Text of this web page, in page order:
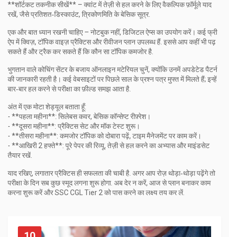
**शॉर्टकट तकनीक सीखें** – क्वांट में तेज़ी से हल करने के लिए वैकल्पिक फ़ॉर्मूले याद
रखें, जैसे प्रतिशत‑डिस्काउंट, त्रिकोणमिति के बेसिक सूत्र.
एक और बात ध्यान रखनी चाहिए – नोटबुक नहीं, डिजिटल ऐप्स का उपयोग करें। कई फ्री
ऐप में क्विज़, टॉपिक वाइज़ प्रैक्टिस और रीवीजन प्लान उपलब्ध हैं. इससे आप कहीं भी पढ़
सकते हैं और ट्रैक कर सकते हैं कि कौन सा टॉपिक कमजोर है.
भुगतान वाले कोचिंग सेंटर के बजाय ऑनलाइन मटेरियल चुनें, क्योंकि उनमें अपडेटेड पैटर्न
की जानकारी रहती है। कई वेबसाइटों पर पिछले साल के प्रश्न पत्र मुफ्त में मिलते हैं; इन्हें
बार‑बार हल करने से परीक्षा का फ़ील्ड समझ आता है.
अंत में एक मोटा शेड्यूल बताता हूँ:
- **पहला महीना**: सिलेबस कवर, बेसिक कॉन्सेप्ट रीफ़्रेश।
- **दूसरा महीना**: प्रैक्टिस सेट और मॉक टेस्ट शुरू।
- **तीसरा महीना**: कमजोर टॉपिक को दोबारा पढ़ें, टाइम मैनेजमेंट पर काम करें।
- **आखिरी 2 हफ्ते**: पूरे पेपर की रिव्यू, तेज़ी से हल करने का अभ्यास और माइंडसेट
तैयार रखें.
याद रखिए, लगातार प्रैक्टिस ही सफलता की चाबी है. अगर आप रोज़ थोड़ा‑थोड़ा पढ़ेंगे तो
परीक्षा के दिन सब कुछ स्मूद लगना शुरू होगा. अब देर न करें, आज से प्लान बनाकर काम
करना शुरू करें और SSC CGL Tier 2 को पास करने का लक्ष्य तय कर लें.